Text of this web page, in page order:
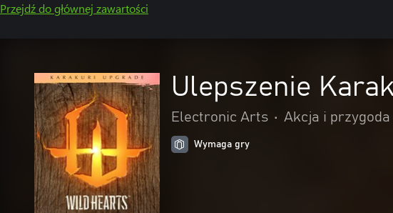
Przejdź do głównej zawartości
Ulepszenie
Electronic Arts • Akcja i przygoda
Wymaga gry